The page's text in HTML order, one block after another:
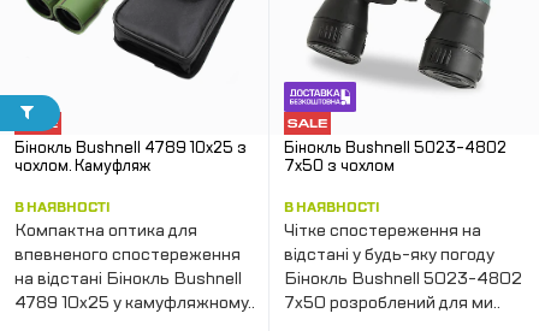
Бінокль Bushnell 4789 10х25 з
чохлом. Камуфляж
В НАЯВНОСТІ
Компактна оптика для
впевненого спостереження
на відстані Бінокль Bushnell
4789 10х25 у камуфляжному..
Бінокль Bushnell 5023-4802
7х50 з чохлом
В НАЯВНОСТІ
Чітке спостереження на
відстані у будь-яку погоду
Бінокль Bushnell 5023-4802
7х50 розроблений для ми..